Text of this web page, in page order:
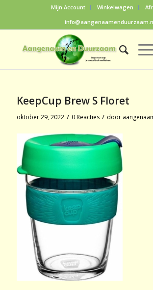
Mijn Account Winkelwagen
KeepCup Brew S Floret
oktober 29, 2022 / 0 Reacties / door